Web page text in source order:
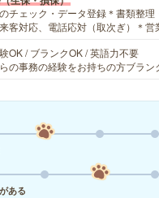
チェック・データ登録＊書類整理
客対応、電話応対（取次ぎ）＊
OK / ブランクOK / 英語力不要
の事務の経験をお持ちの方ブラン
ある